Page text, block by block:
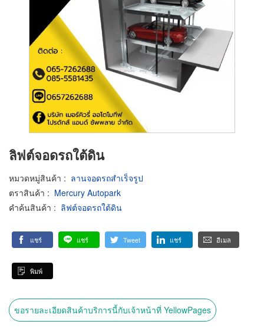
ลิฟต์จอดรถใต้ดิน
หมวดหมู่สินค้า : ลานจอดรถสำเร็จรูป
ตราสินค้า : Mercury Autopark
คำค้นสินค้า : ลิฟต์จอดรถใต้ดิน
แชร์ แชร์ Tweet แชร์ อีเมล
พิมพ์
ขอรายละเอียดสินค้าบริการนี้กับเจ้าหน้าที่ YellowPages